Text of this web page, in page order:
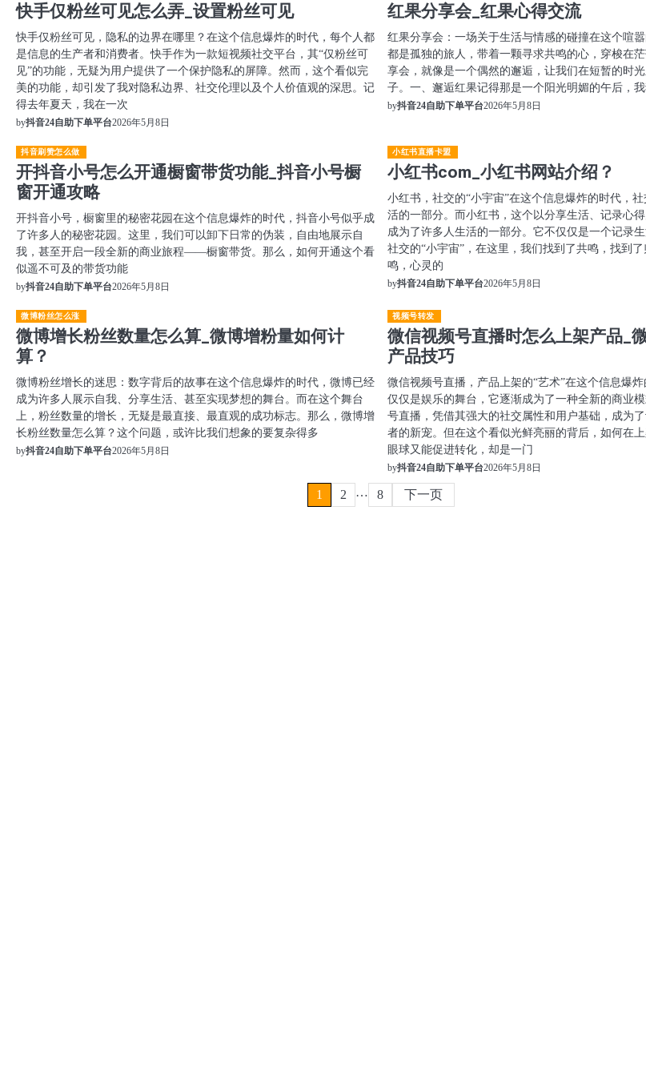
快手仅粉丝可见怎么弄_设置粉丝可见
快手仅粉丝可见，隐私的边界在哪里？在这个信息爆炸的时代，每个人都
是信息的生产者和消费者。快手作为一款短视频社交平台，其“仅粉丝可
见”的功能，无疑为用户提供了一个保护隐私的屏障。然而，这个看似完
美的功能，却引发了我对隐私边界、社交伦理以及个人价值观的深思。记
得去年夏天，我在一次
by抖音24自助下单平台2026年5月8日
红果分享会_红果心得交流
红果分享会：一场关于生活与情感的碰撞在这个喧
都是孤独的旅人，带着一颗寻求共鸣的心，穿梭在
享会，就像是一个偶然的邂逅，让我们在短暂的时
子。一、邂逅红果记得那是一个阳光明媚的午后，
by抖音24自助下单平台2026年5月8日
抖音刷赞怎么做
开抖音小号怎么开通橱窗带货功能_抖音小号橱
窗开通攻略
开抖音小号，橱窗里的秘密花园在这个信息爆炸的时代，抖音小号似乎成
了许多人的秘密花园。这里，我们可以卸下日常的伪装，自由地展示自
我，甚至开启一段全新的商业旅程——橱窗带货。那么，如何开通这个看
似遥不可及的带货功能
by抖音24自助下单平台2026年5月8日
小红书直播卡盟
小红书com_小红书网站介绍？
小红书，社交的“小宇宙”在这个信息爆炸的时代，
活的一部分。而小红书，这个以分享生活、记录心
成为了许多人生活的一部分。它不仅仅是一个记录
社交的“小宇宙”，在这里，我们找到了共鸣，找到
鸣，心灵的
by抖音24自助下单平台2026年5月8日
微博粉丝怎么涨
微博增长粉丝数量怎么算_微博增粉量如何计
算？
微博粉丝增长的迷思：数字背后的故事在这个信息爆炸的时代，微博已经
成为许多人展示自我、分享生活、甚至实现梦想的舞台。而在这个舞台
上，粉丝数量的增长，无疑是最直接、最直观的成功标志。那么，微博增
长粉丝数量怎么算？这个问题，或许比我们想象的要复杂得多
by抖音24自助下单平台2026年5月8日
视频号转发
微信视频号直播时怎么上架产品_
产品技巧
微信视频号直播，产品上架的“艺术”在这个信息爆
仅仅是娱乐的舞台，它逐渐成为了一种全新的商业
号直播，凭借其强大的社交属性和用户基础，成为
者的新宠。但在这个看似光鲜亮丽的背后，如何在上
眼球又能促进转化，却是一门
by抖音24自助下单平台2026年5月8日
1 2 … 8 下一页